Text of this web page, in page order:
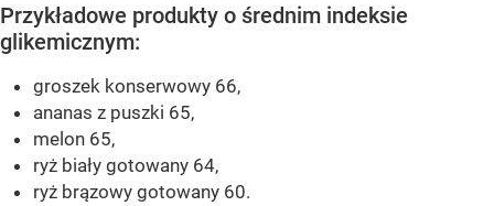
Przykładowe produkty o średnim indeksie
glikemicznym:
groszek konserwowy 66,
ananas z puszki 65,
melon 65,
ryż biały gotowany 64,
ryż brązowy gotowany 60.